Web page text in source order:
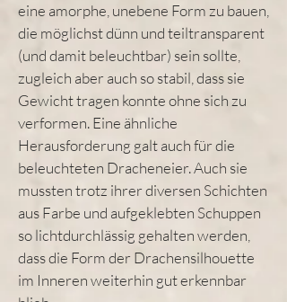
eine amorphe, unebene Form zu bauen,
die möglichst dünn und teiltransparent
(und damit beleuchtbar) sein sollte,
zugleich aber auch so stabil, dass sie
Gewicht tragen konnte ohne sich zu
verformen. Eine ähnliche
Herausforderung galt auch für die
beleuchteten Dracheneier. Auch sie
mussten trotz ihrer diversen Schichten
aus Farbe und aufgeklebten Schuppen
so lichtdurchlässig gehalten werden,
dass die Form der Drachensilhouette
im Inneren weiterhin gut erkennbar